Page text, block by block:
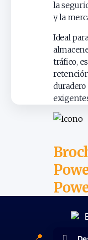
la
y la
Ideal
tráfico,